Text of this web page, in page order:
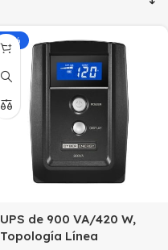
-41%
UPS de 900 VA/420 W,
Topología Línea